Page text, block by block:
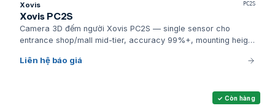
Xovis PC2S
Xovis PC2S
Camera 3D đếm người Xovis PC2S — single sensor cho
entrance shop/mall mid-tier, accuracy 99%+, mounting height
Liên hệ báo giá
✓ Còn hàng